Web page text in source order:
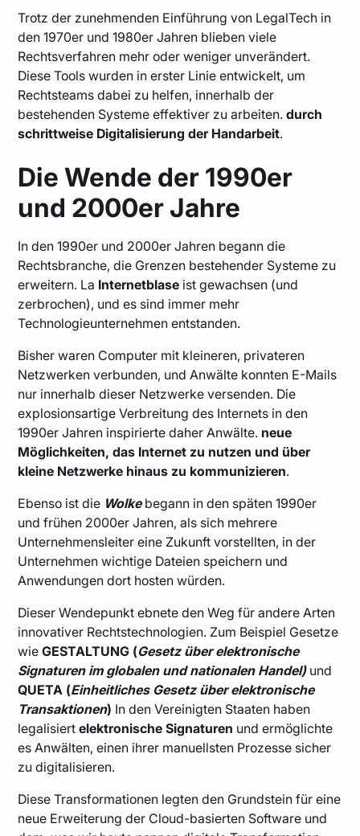
Trotz der zunehmenden Einführung von LegalTech in
den 1970er und 1980er Jahren blieben viele
Rechtsverfahren mehr oder weniger unverändert.
Diese Tools wurden in erster Linie entwickelt, um
Rechtsteams dabei zu helfen, innerhalb der
bestehenden Systeme effektiver zu arbeiten.durch
schrittweise Digitalisierung der Handarbeit.
Die Wende der 1990er
und 2000er Jahre
In den 1990er und 2000er Jahren begann die
Rechtsbranche, die Grenzen bestehender Systeme zu
erweitern. La Internetblase ist gewachsen (und
zerbrochen), und es sind immer mehr
Technologieunternehmen entstanden.
Bisher waren Computer mit kleineren, privateren
Netzwerken verbunden, und Anwälte konnten E-Mails
nur innerhalb dieser Netzwerke versenden. Die
explosionsartige Verbreitung des Internets in den
1990er Jahren inspirierte daher Anwälte. neue
Möglichkeiten, das Internet zu nutzen und über
kleine Netzwerke hinaus zu kommunizieren.
Ebenso ist die Wolke begann in den späten 1990er
und frühen 2000er Jahren, als sich mehrere
Unternehmensleiter eine Zukunft vorstellten, in der
Unternehmen wichtige Dateien speichern und
Anwendungen dort hosten würden.
Dieser Wendepunkt ebnete den Weg für andere Arten
innovativer Rechtstechnologien. Zum Beispiel Gesetze
wieGESTALTUNG (Gesetz über elektronische
Signaturen im globalen und nationalen Handel) und
QUETA (Einheitliches Gesetz über elektronische
Transaktionen) In den Vereinigten Staaten haben
legalisiertelektronische Signaturen und ermöglichte
es Anwälten, einen ihrer manuellsten Prozesse sicher
zu digitalisieren.
Diese Transformationen legten den Grundstein für eine
neue Erweiterung der Cloud-basierten Software und